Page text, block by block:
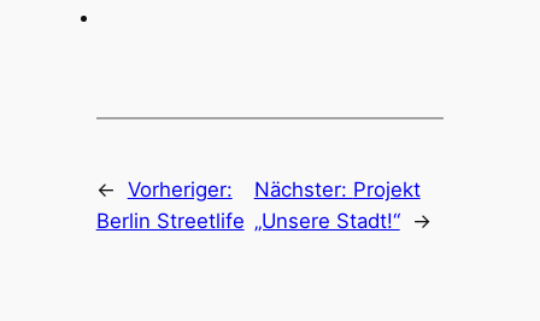
← Vorheriger:
Berlin Streetlife
Nächster: Projekt
„Unsere Stadt!“
→